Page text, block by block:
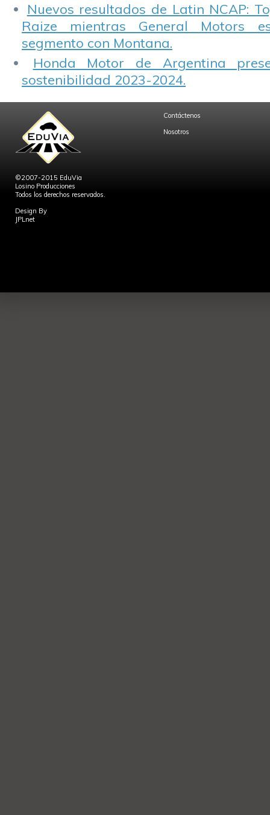
Nuevos resultados de Latin NCAP:
Raize mientras General Motors
segmento con Montana.
Honda Motor de Argentina
sostenibilidad 2023-2024.
©2007-2015 EduVia
Losino Producciones
Todos los derechos reservados.
Design By
JPLnet
Contáctenos
Nosotros